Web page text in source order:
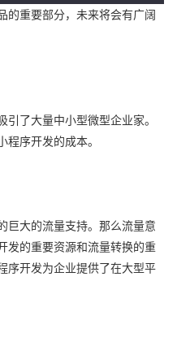
的重要部分，未来将会有广阔
了大量中小型微型企业家。
程序开发的成本。
巨大的流量支持。那么流量意
发的重要资源和流量转换的重
序开发为企业提供了在大型平